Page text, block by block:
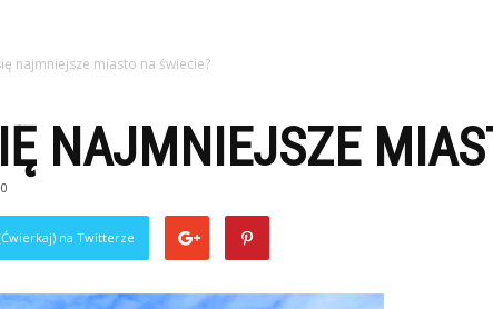
najmniejsze miasto na świecie?
NAJMNIEJSZE
0
na Twitterze